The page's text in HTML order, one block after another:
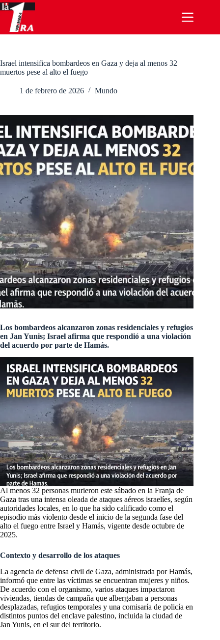
Saltar
al
contenido
Israel intensifica bombardeos en Gaza y deja al menos 32
muertos pese al alto el fuego
1 de febrero de 2026 Mundo
Los bombardeos alcanzaron zonas residenciales y refugios
en Jan Yunis; Israel afirma que respondió a una violación
del acuerdo por parte de Hamás.
Al menos 32 personas murieron este sábado en la Franja de
Gaza tras una intensa oleada de ataques aéreos israelíes, según
autoridades locales, en lo que ha sido calificado como el
episodio más violento desde el inicio de la segunda fase del
alto el fuego entre Israel y Hamás, vigente desde octubre de
2025.
Contexto y desarrollo de los ataques
La agencia de defensa civil de Gaza, administrada por Hamás,
informó que entre las víctimas se encuentran mujeres y niños.
De acuerdo con el organismo, varios ataques impactaron
viviendas, tiendas de campaña que albergaban a personas
desplazadas, refugios temporales y una comisaría de policía en
distintos puntos del enclave palestino, incluida la ciudad de
Jan Yunis, en el sur del territorio.